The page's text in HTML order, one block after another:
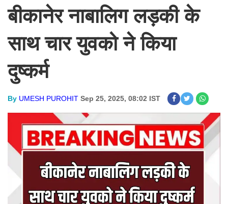
बीकानेर नाबालिग लड़की के
साथ चार युवको ने किया
दुष्कर्म
By UMESH PUROHIT Sep 25, 2025, 08:02 IST